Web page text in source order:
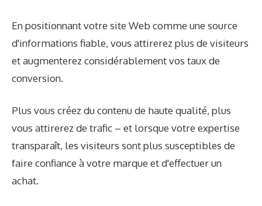
En positionnant votre site Web comme une source
d'informations fiable, vous attirerez plus de visiteurs
et augmenterez considérablement vos taux de
conversion.
Plus vous créez du contenu de haute qualité, plus
vous attirerez de trafic – et lorsque votre expertise
transparaît, les visiteurs sont plus susceptibles de
faire confiance à votre marque et d'effectuer un
achat.